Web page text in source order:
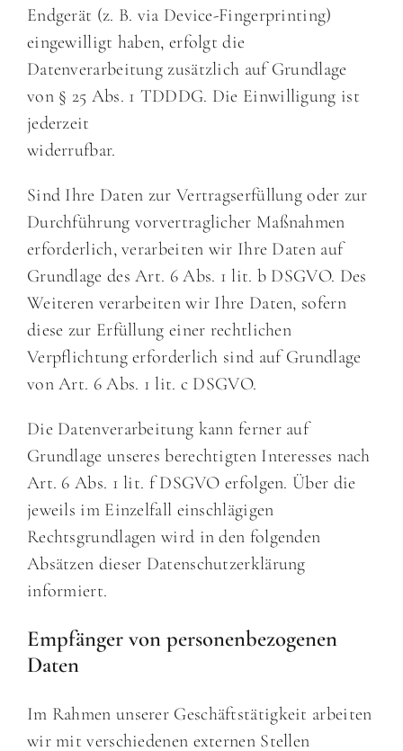
Endgerät (z. B. via Device-Fingerprinting)
eingewilligt haben, erfolgt die
Datenverarbeitung zusätzlich auf Grundlage
von § 25 Abs. 1 TDDDG. Die Einwilligung ist
jederzeit
widerrufbar.
Sind Ihre Daten zur Vertragserfüllung oder zur
Durchführung vorvertraglicher Maßnahmen
erforderlich, verarbeiten wir Ihre Daten auf
Grundlage des Art. 6 Abs. 1 lit. b DSGVO. Des
Weiteren verarbeiten wir Ihre Daten, sofern
diese zur Erfüllung einer rechtlichen
Verpflichtung erforderlich sind auf Grundlage
von Art. 6 Abs. 1 lit. c DSGVO.
Die Datenverarbeitung kann ferner auf
Grundlage unseres berechtigten Interesses nach
Art. 6 Abs. 1 lit. f DSGVO erfolgen. Über die
jeweils im Einzelfall einschlägigen
Rechtsgrundlagen wird in den folgenden
Absätzen dieser Datenschutzerklärung
informiert.
Empfänger von personenbezogenen
Daten
Im Rahmen unserer Geschäftstätigkeit arbeiten
wir mit verschiedenen externen Stellen